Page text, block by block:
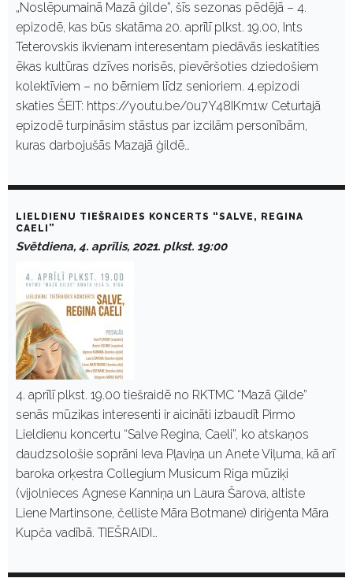
„Noslēpumainā Mazā ģilde”, šīs sezonas pēdējā – 4.
epizodē, kas būs skatāma 20. aprīlī plkst. 19.00, Ints
Teterovskis ikvienam interesentam piedāvās ieskatīties
ēkas kultūras dzīves norisēs, pievēršoties dziedošiem
kolektīviem – no bērniem līdz senioriem. 4.epizodi
skaties ŠEIT: https://youtu.be/0u7Y48IKm1w Ceturtajā
epizodē turpināsim stāstus par izcilām personībām,
kuras darbojušās Mazajā ģildē…
LIELDIENU TIEŠRAIDES KONCERTS “SALVE, REGINA
CAELI”
Svētdiena, 4. aprīlis, 2021. plkst. 19:00
4. aprīlī plkst. 19.00 tiešraidē no RKTMC “Mazā Ģilde”
senās mūzikas interesenti ir aicināti izbaudīt Pirmo
Lieldienu koncertu “Salve Regina, Caeli”, ko atskaņos
daudzsološie soprāni Ieva Pļaviņa un Anete Viļuma, kā arī
baroka orķestra Collegium Musicum Riga mūziķi
(vijolnieces Agnese Kanniņa un Laura Šarova, altiste
Liene Martinsone, čelliste Māra Botmane) diriģenta Māra
Kupča vadībā. TIEŠRAIDI…